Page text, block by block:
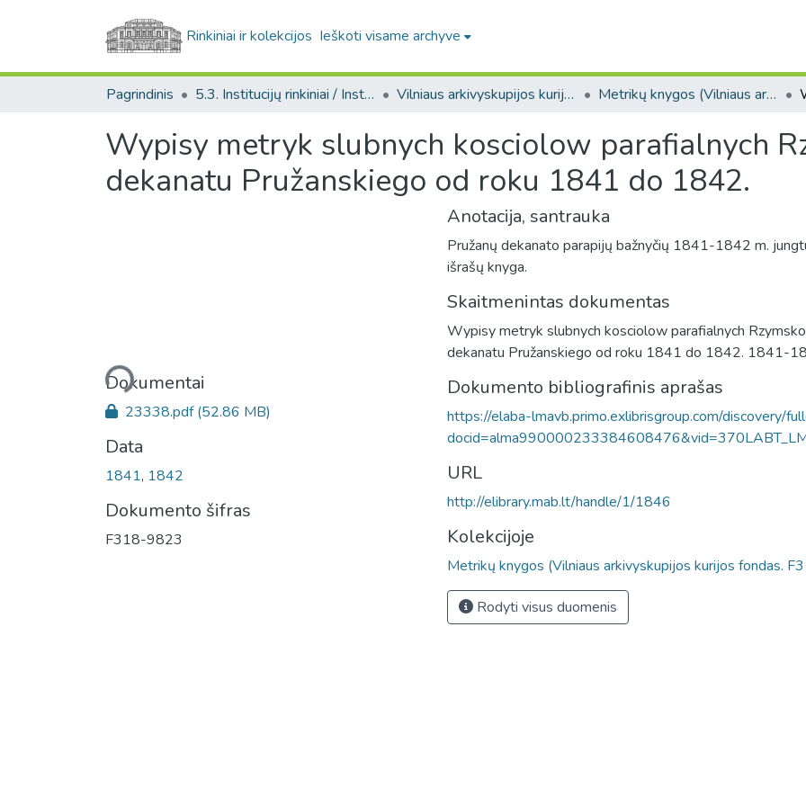
Rinkiniai ir kolekcijos Ieškoti visame archyve
Pagrindinis 5.3. Institucijų rinkiniai / Institutional collections Vilniaus arkivyskupijos kurijos fondas. F318 Metrikų knygos (Vilniaus arkivyskupijos kurijos fondas. F318)
Wypisy metryk slubnych kosciolow parafialnych
dekanatu Pružanskiego od roku 1841 do 1842.
Įkeliama...
Dokumentai
23338.pdf(52.86 MB)
Data
1841, 1842
Dokumento šifras
F318-9823
Anotacija, santrauka
Pružanų dekanato parapijų bažnyčių 1841-1842 m.
išrašų knyga.
Skaitmenintas dokumentas
Wypisy metryk slubnych kosciolow parafialnych
dekanatu Pružanskiego od roku 1841 do 1842. 1841-
Dokumento bibliografinis aprašas
https://elaba-lmavb.primo.exlibrisgroup.com/discovery/
URL
http://elibrary.mab.lt/handle/1/1846
Kolekcijoje
Metrikų knygos (Vilniaus arkivyskupijos kurijos fondas.
Rodyti visus duomenis